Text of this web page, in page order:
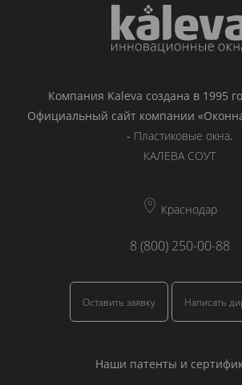
Компания Kaleva создана в 1995
Официальный сайт компании
- Пластиковые окна.
КАЛЕВА СОУТ
Краснодар
8 (800) 250-00-88
Оставить заявку Написать
Наши патенты и